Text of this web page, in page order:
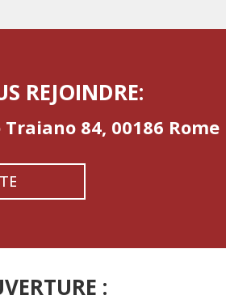
REJOINDRE:
84, 00186 Rome
: